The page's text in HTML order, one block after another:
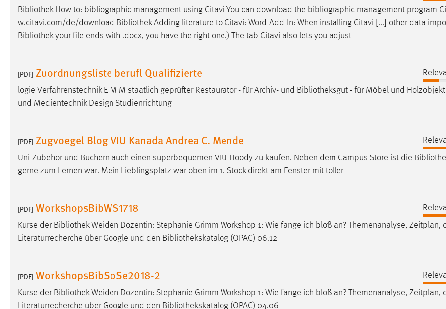
BibliothekHow to: bibliographic management using Citavi You can download the bibliographic management program
w.citavi.com/de/download BibliothekAdding literature to Citavi: Word-Add-In: When installing Citavi [...] other data
Bibliothekyour file ends with .docx, you have the right one.) The tab Citavi also lets you adjust
[PDF] Zuordnungsliste berufl Qualifizierte
logie Verfahrenstechnik E M M staatlich geprüfter Restaurator - für Archiv- und Bibliotheksgut - für Möbel und
und Medientechnik Design Studienrichtung
[PDF] Zugvoegel Blog VIU Kanada Andrea C. Mende
Uni-Zubehör und Büchern auch einen superbequemen VIU-Hoody zu kaufen. Neben dem Campus Store ist die
gerne zum Lernen war. Mein Lieblingsplatz war oben im 1. Stock direkt am Fenster mit toller
[PDF] WorkshopsBibWS1718
Kurse der BibliothekWeiden Dozentin: Stephanie Grimm Workshop 1: Wie fange ich bloß an? Themenanalyse, Zeitplan,
Literaturrecherche über Google und den Bibliothekskatalog (OPAC) 06.12
[PDF] WorkshopsBibSoSe2018-2
Kurse der BibliothekWeiden Dozentin: Stephanie Grimm Workshop 1: Wie fange ich bloß an? Themenanalyse, Zeitplan,
Literaturrecherche über Google und den Bibliothekskatalog (OPAC) 04.06